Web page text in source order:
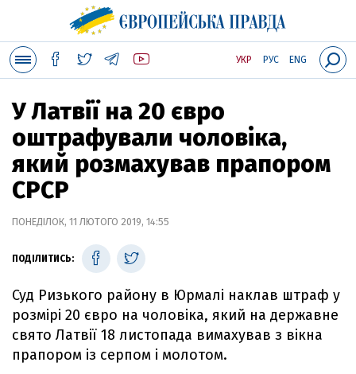
УКР РУС ENG
У Латвії на 20 євро
оштрафували чоловіка,
який розмахував прапором
СРСР
ПОНЕДІЛОК, 11 ЛЮТОГО 2019, 14:55
ПОДІЛИТИСЬ:
Суд Ризького району в Юрмалі наклав штраф у
розмірі 20 євро на чоловіка, який на державне
свято Латвії 18 листопада вимахував з вікна
прапором із серпом і молотом.